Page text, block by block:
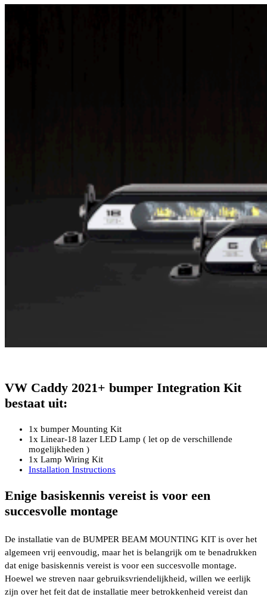
VW Caddy 2021+ bumper Integration Kit
bestaat uit:
1x bumper Mounting Kit
1x Linear-18 lazer LED Lamp ( let op de verschillende
mogelijkheden )
1x Lamp Wiring Kit
Installation Instructions
Enige basiskennis vereist is voor een
succesvolle montage
De installatie van de BUMPER BEAM MOUNTING KIT is over het
algemeen vrij eenvoudig, maar het is belangrijk om te benadrukken
dat enige basiskennis vereist is voor een succesvolle montage.
Hoewel we streven naar gebruiksvriendelijkheid, willen we eerlijk
zijn over het feit dat de installatie meer betrokkenheid vereist dan